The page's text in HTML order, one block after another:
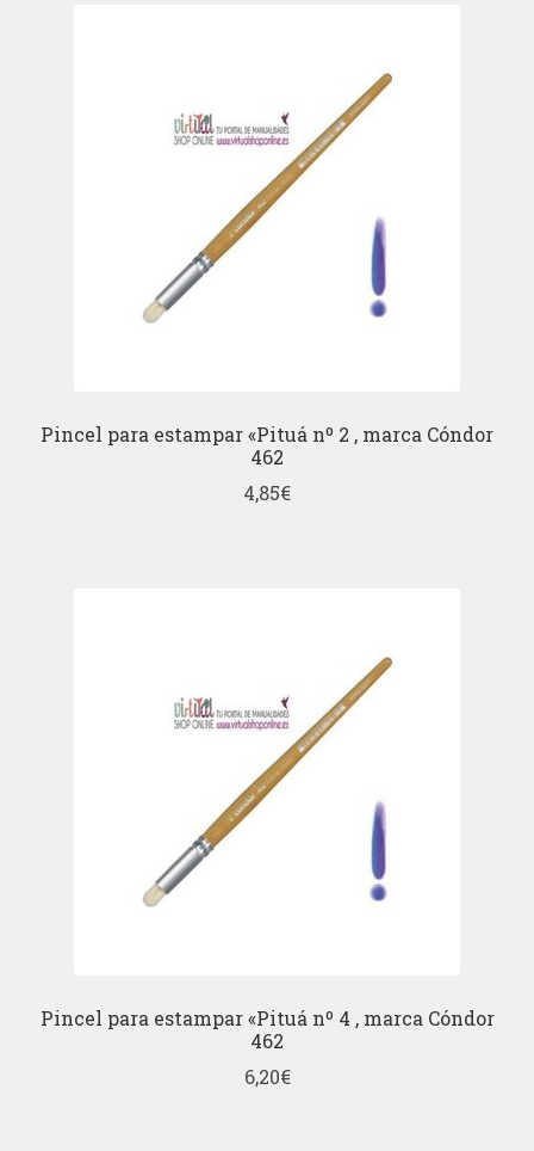
Pincel para estampar «Pituá nº 2 , marca Cóndor
462
4,85€
Pincel para estampar «Pituá nº 4 , marca Cóndor
462
6,20€